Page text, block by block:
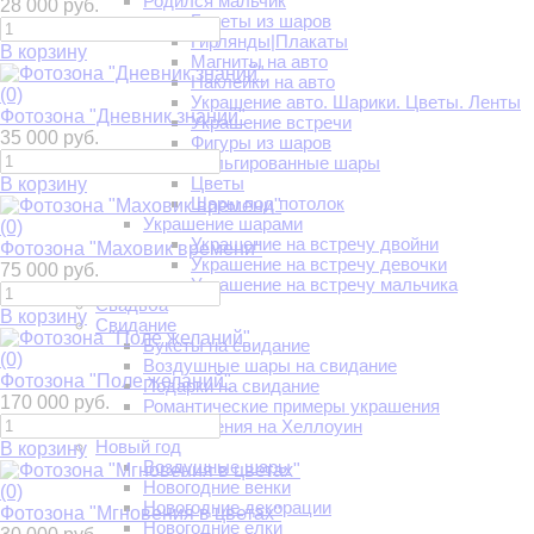
Букеты из шаров
Гирлянды|Плакаты
Магниты на авто
Наклейки на авто
Украшение авто. Шарики. Цветы. Ленты
Украшение встречи
Фигуры из шаров
Фольгированные шары
Цветы
Шары под потолок
Украшение шарами
Украшение на встречу двойни
Украшение на встречу девочки
Украшение на встречу мальчика
Свадьба
Свидание
Букеты на свидание
Воздушные шары на свидание
Подарки на свидание
Романтические примеры украшения
Шары и украшения на Хеллоуин
Новый год
Воздушные шары
Новогодние венки
Новогодние декорации
Новогодние елки
28 000 руб.
В корзину
(0)
Фотозона "Дневник знаний"
35 000 руб.
В корзину
(0)
Фотозона "Маховик времени"
75 000 руб.
В корзину
(0)
Фотозона "Поле желаний"
170 000 руб.
В корзину
(0)
Фотозона "Мгновения в цветах"